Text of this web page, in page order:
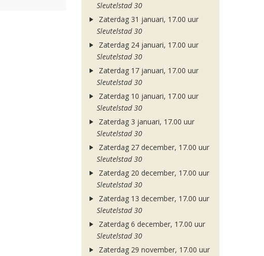
Sleutelstad 30
Zaterdag 31 januari, 17.00 uur
Sleutelstad 30
Zaterdag 24 januari, 17.00 uur
Sleutelstad 30
Zaterdag 17 januari, 17.00 uur
Sleutelstad 30
Zaterdag 10 januari, 17.00 uur
Sleutelstad 30
Zaterdag 3 januari, 17.00 uur
Sleutelstad 30
Zaterdag 27 december, 17.00 uur
Sleutelstad 30
Zaterdag 20 december, 17.00 uur
Sleutelstad 30
Zaterdag 13 december, 17.00 uur
Sleutelstad 30
Zaterdag 6 december, 17.00 uur
Sleutelstad 30
Zaterdag 29 november, 17.00 uur